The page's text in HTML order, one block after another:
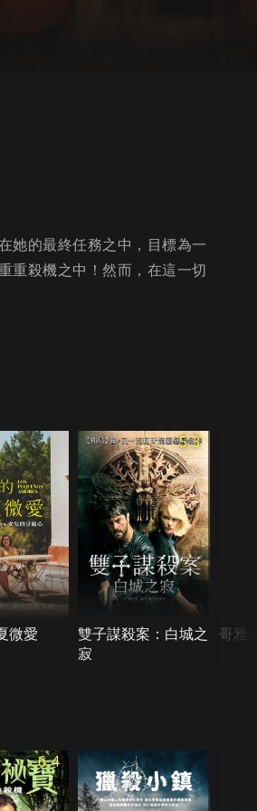
她的最終任務之中，目標為一
重殺機之中！然而，在這一切
微愛
5.3
雙子謀殺案：白城之
寂
哥雅
6.4